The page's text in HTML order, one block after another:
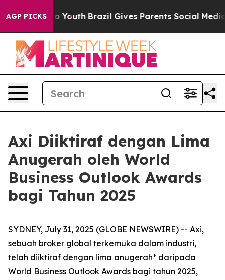
AGP PICKS
Harms to Youth Brazil Gives Parents Social Media
Axi Diiktiraf dengan Lima
Anugerah oleh World
Business Outlook Awards
bagi Tahun 2025
SYDNEY, July 31, 2025 (GLOBE NEWSWIRE) -- Axi,
sebuah broker global terkemuka dalam industri,
telah diiktiraf dengan lima anugerah* daripada
World Business Outlook Awards bagi tahun 2025,